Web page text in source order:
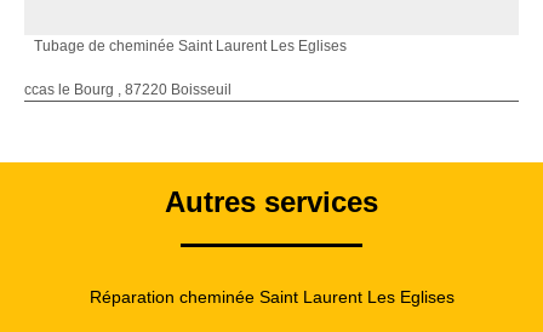
Tubage de cheminée Saint Laurent Les Eglises
ccas le Bourg , 87220 Boisseuil
Autres services
Réparation cheminée Saint Laurent Les Eglises